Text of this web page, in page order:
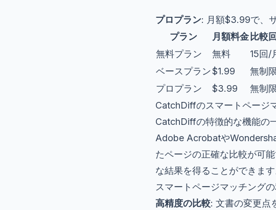
プロプラン: 月額$3.99で、
プラン
月額料金 比較
無料プラン
無料 15回/
ベースプラン$1.99 無制限
プロプラン
$3.99 無制限
CatchDiffのスマートページ
CatchDiffの特徴的な機能の
Adobe Acrobatや
たページの正確な比較が可
な結果を得ることができます
スマートページマッチング
高精度の比較: 文書の変更点